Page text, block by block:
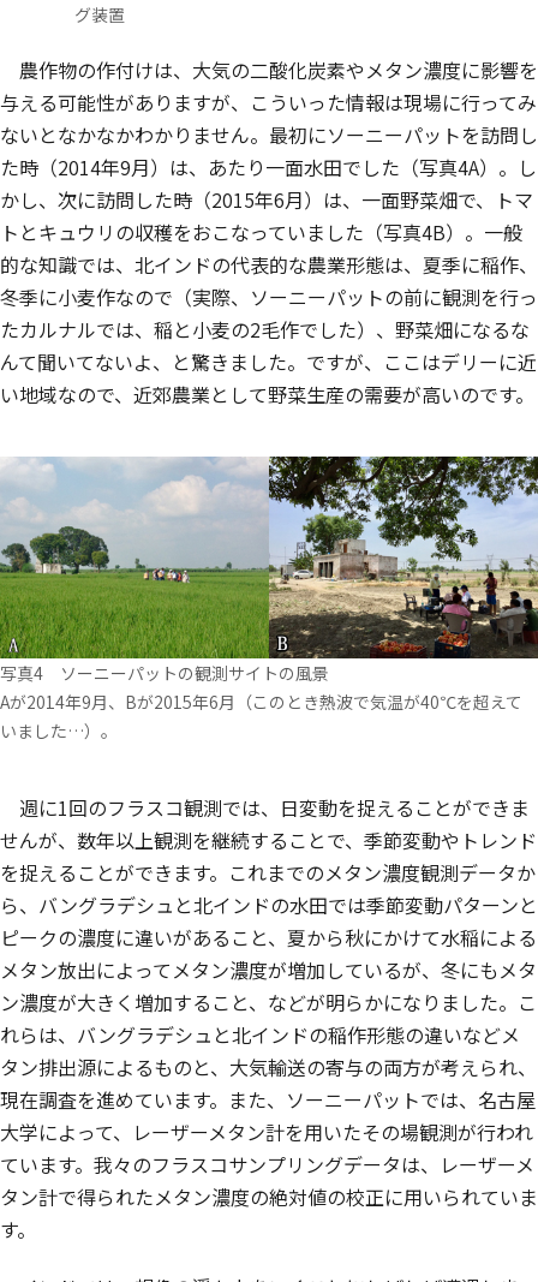
グ装置
農作物の作付けは、大気の二酸化炭素やメタン濃度に影響を
与える可能性がありますが、こういった情報は現場に行ってみ
ないとなかなかわかりません。最初にソーニーパットを訪問し
た時（2014年9月）は、あたり一面水田でした（写真4A）。し
かし、次に訪問した時（2015年6月）は、一面野菜畑で、トマ
トとキュウリの収穫をおこなっていました（写真4B）。一般
的な知識では、北インドの代表的な農業形態は、夏季に稲作、
冬季に小麦作なので（実際、ソーニーパットの前に観測を行っ
たカルナルでは、稲と小麦の2毛作でした）、野菜畑になるな
んて聞いてないよ、と驚きました。ですが、ここはデリーに近
い地域なので、近郊農業として野菜生産の需要が高いのです。
写真4 ソーニーパットの観測サイトの風景
Aが2014年9月、Bが2015年6月（このとき熱波で気温が40℃を超えて
いました…）。
週に1回のフラスコ観測では、日変動を捉えることができま
せんが、数年以上観測を継続することで、季節変動やトレンド
を捉えることができます。これまでのメタン濃度観測データか
ら、バングラデシュと北インドの水田では季節変動パターンと
ピークの濃度に違いがあること、夏から秋にかけて水稲による
メタン放出によってメタン濃度が増加しているが、冬にもメタ
ン濃度が大きく増加すること、などが明らかになりました。こ
れらは、バングラデシュと北インドの稲作形態の違いなどメ
タン排出源によるものと、大気輸送の寄与の両方が考えられ、
現在調査を進めています。また、ソーニーパットでは、名古屋
大学によって、レーザーメタン計を用いたその場観測が行われ
ています。我々のフラスコサンプリングデータは、レーザーメ
タン計で得られたメタン濃度の絶対値の校正に用いられていま
す。